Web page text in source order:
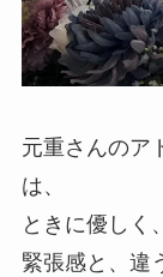
元重さんのア
は、
ときに優しく
緊張感と、違